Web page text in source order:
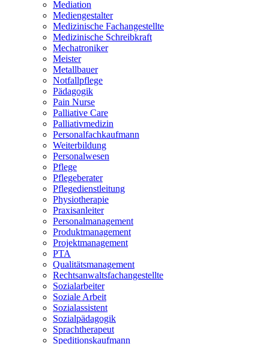
Mediation
Mediengestalter
Medizinische Fachangestellte
Medizinische Schreibkraft
Mechatroniker
Meister
Metallbauer
Notfallpflege
Pädagogik
Pain Nurse
Palliative Care
Palliativmedizin
Personalfachkaufmann
Weiterbildung
Personalwesen
Pflege
Pflegeberater
Pflegedienstleitung
Physiotherapie
Praxisanleiter
Personalmanagement
Produktmanagement
Projektmanagement
PTA
Qualitätsmanagement
Rechtsanwaltsfachangestellte
Sozialarbeiter
Soziale Arbeit
Sozialassistent
Sozialpädagogik
Sprachtherapeut
Speditionskaufmann